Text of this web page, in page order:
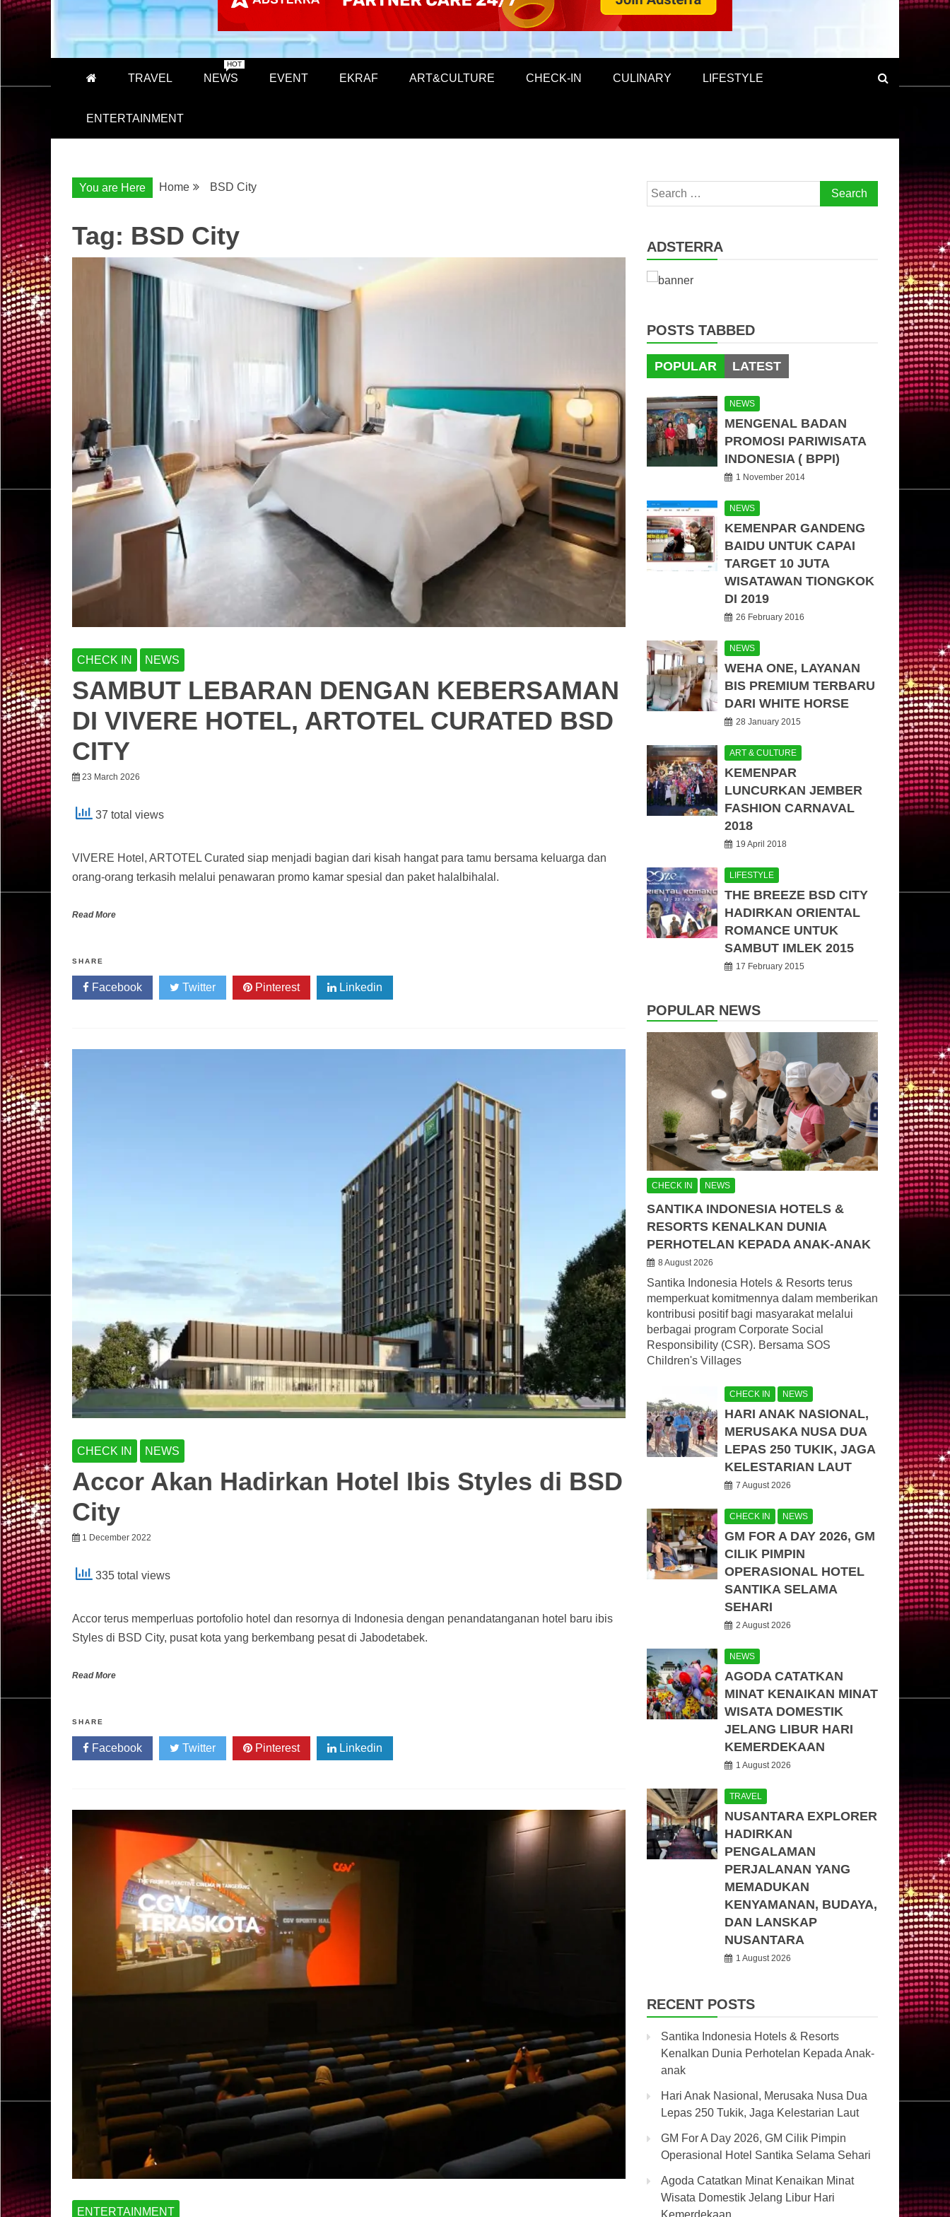
TRAVEL NEWS
HOT
EVENT EKRAF ART&CULTURE CHECK-IN CULINARY LIFESTYLE
ENTERTAINMENT
You are Here Home BSD City
Tag: BSD City
CHECK IN NEWS
SAMBUT LEBARAN DENGAN KEBERSAMAN
DI VIVERE HOTEL, ARTOTEL CURATED BSD
CITY
23 March 2026
37 total views
VIVERE Hotel, ARTOTEL Curated siap menjadi bagian dari kisah hangat para tamu bersama keluarga dan
orang-orang terkasih melalui penawaran promo kamar spesial dan paket halalbihalal.
Read More
SHARE
Facebook Twitter Pinterest Linkedin
CHECK IN NEWS
Accor Akan Hadirkan Hotel Ibis Styles di BSD
City
1 December 2022
335 total views
Accor terus memperluas portofolio hotel dan resornya di Indonesia dengan penandatanganan hotel baru ibis
Styles di BSD City, pusat kota yang berkembang pesat di Jabodetabek.
Read More
SHARE
Facebook Twitter Pinterest Linkedin
ENTERTAINMENT
Search
for:
ADSTERRA
POSTS TABBED
POPULAR LATEST
NEWS
MENGENAL BADAN
PROMOSI PARIWISATA
INDONESIA ( BPPI)
1 November 2014
NEWS
KEMENPAR GANDENG
BAIDU UNTUK CAPAI
TARGET 10 JUTA
WISATAWAN TIONGKOK
DI 2019
26 February 2016
NEWS
WEHA ONE, LAYANAN
BIS PREMIUM TERBARU
DARI WHITE HORSE
28 January 2015
ART & CULTURE
KEMENPAR
LUNCURKAN JEMBER
FASHION CARNAVAL
2018
19 April 2018
LIFESTYLE
THE BREEZE BSD CITY
HADIRKAN ORIENTAL
ROMANCE UNTUK
SAMBUT IMLEK 2015
17 February 2015
POPULAR NEWS
CHECK IN NEWS
SANTIKA INDONESIA HOTELS &
RESORTS KENALKAN DUNIA
PERHOTELAN KEPADA ANAK-ANAK
8 August 2026
Santika Indonesia Hotels & Resorts terus
memperkuat komitmennya dalam memberikan
kontribusi positif bagi masyarakat melalui
berbagai program Corporate Social
Responsibility (CSR). Bersama SOS
Children's Villages
CHECK IN NEWS
HARI ANAK NASIONAL,
MERUSAKA NUSA DUA
LEPAS 250 TUKIK, JAGA
KELESTARIAN LAUT
7 August 2026
CHECK IN NEWS
GM FOR A DAY 2026, GM
CILIK PIMPIN
OPERASIONAL HOTEL
SANTIKA SELAMA
SEHARI
2 August 2026
NEWS
AGODA CATATKAN
MINAT KENAIKAN MINAT
WISATA DOMESTIK
JELANG LIBUR HARI
KEMERDEKAAN
1 August 2026
TRAVEL
NUSANTARA EXPLORER
HADIRKAN
PENGALAMAN
PERJALANAN YANG
MEMADUKAN
KENYAMANAN, BUDAYA,
DAN LANSKAP
NUSANTARA
1 August 2026
RECENT POSTS
Santika Indonesia Hotels & Resorts
Kenalkan Dunia Perhotelan Kepada Anak-
anak
Hari Anak Nasional, Merusaka Nusa Dua
Lepas 250 Tukik, Jaga Kelestarian Laut
GM For A Day 2026, GM Cilik Pimpin
Operasional Hotel Santika Selama Sehari
Agoda Catatkan Minat Kenaikan Minat
Wisata Domestik Jelang Libur Hari